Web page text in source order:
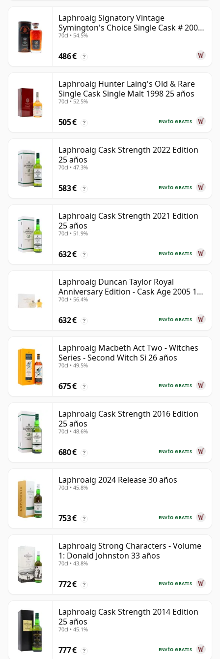
Laphroaig Signatory Vintage
Symington's Choice Single Cask # 2000
25 años
70cl • 54.5%
486 € ?
Laphroaig Hunter Laing's Old & Rare
Single Cask Single Malt 1998 25 años
70cl • 52.5%
ENVÍO GRATIS
505 € ?
Laphroaig Cask Strength 2022 Edition
25 años
70cl • 47.3%
ENVÍO GRATIS
583 € ?
Laphroaig Cask Strength 2021 Edition
25 años
70cl • 51.9%
ENVÍO GRATIS
632 € ?
Laphroaig Duncan Taylor Royal
Anniversary Edition - Cask Age 2005 19
años
70cl • 56.4%
ENVÍO GRATIS
632 € ?
Laphroaig Macbeth Act Two - Witches
Series - Second Witch Si 26 años
70cl • 49.5%
ENVÍO GRATIS
675 € ?
Laphroaig Cask Strength 2016 Edition
25 años
70cl • 48.6%
ENVÍO GRATIS
680 € ?
Laphroaig 2024 Release 30 años
70cl • 45.8%
ENVÍO GRATIS
753 € ?
Laphroaig Strong Characters - Volume
1: Donald Johnston 33 años
70cl • 43.8%
ENVÍO GRATIS
772 € ?
Laphroaig Cask Strength 2014 Edition
25 años
70cl • 45.1%
ENVÍO GRATIS
777 € ?